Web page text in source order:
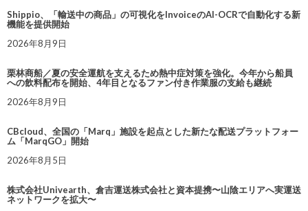
Shippio、「輸送中の商品」の可視化をInvoiceのAI-OCRで自動化する新
機能を提供開始
2026年8月9日
栗林商船／夏の安全運航を支えるため熱中症対策を強化。今年から船員
への飲料配布を開始、4年目となるファン付き作業服の支給も継続
2026年8月9日
CBcloud、全国の「Marq」施設を起点とした新たな配送プラットフォー
ム「MarqGO」開始
2026年8月5日
株式会社Univearth、倉吉運送株式会社と資本提携〜山陰エリアへ実運送
ネットワークを拡大〜